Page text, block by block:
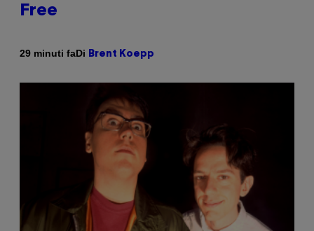
Free
29 minuti faDi Brent Koepp